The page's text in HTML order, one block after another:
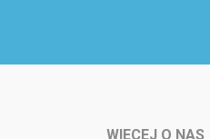
WIECEJ O NAS